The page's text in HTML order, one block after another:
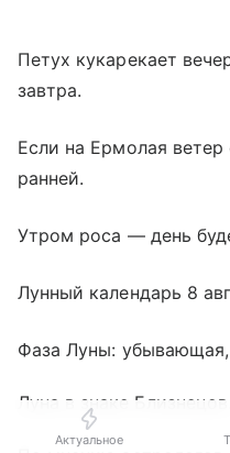
Петух кукарекает
завтра.
Если на Ермолая
ранней.
Утром роса — день
Лунный календарь 8
Фаза Луны:
Луна в знаке Близнецов.
Актуальное